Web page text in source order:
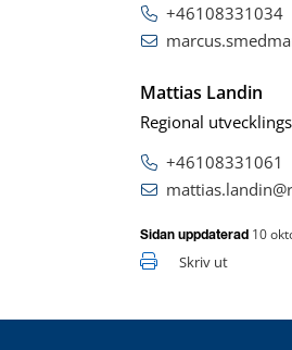
+46108331034
Mattias Landin
Regional
+46108331061
Sidan uppdaterad 10
Skriv ut